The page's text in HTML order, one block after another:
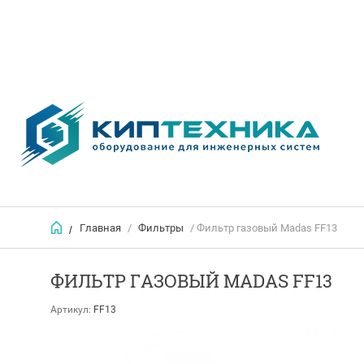
/ Главная / Фильтры / Фильтр газовый Madas FF13
ФИЛЬТР ГАЗОВЫЙ MADAS FF13
Артикул: FF13